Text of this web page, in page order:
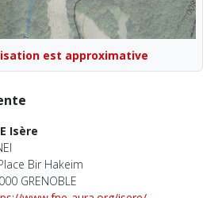
est approximative
Isère
Bir Hakeim
GRENOBLE